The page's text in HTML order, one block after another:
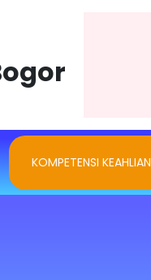
KOMPETENSI KEAHLIAN